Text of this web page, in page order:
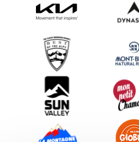
Inviate il vostro evento
Service groupes et séminaires
Scaricare
Turismo e disabilità